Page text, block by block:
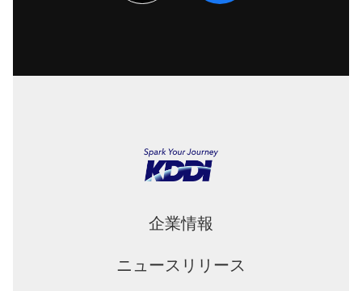
企業情報
ニュースリリース